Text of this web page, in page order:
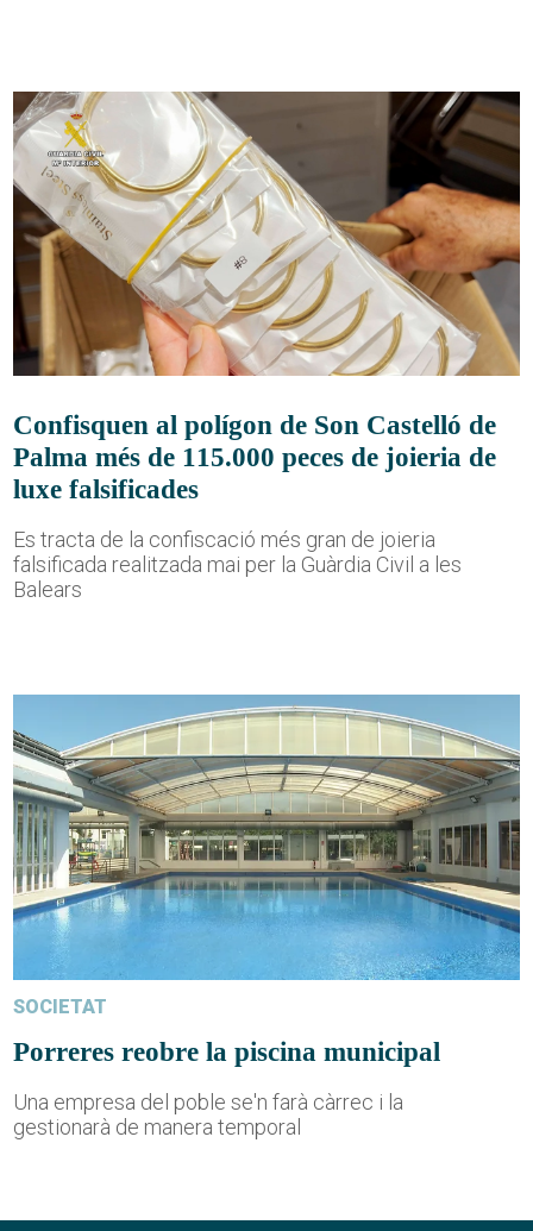
Confisquen al polígon de Son Castelló de
Palma més de 115.000 peces de joieria de
luxe falsificades
Es tracta de la confiscació més gran de joieria
falsificada realitzada mai per la Guàrdia Civil a les
Balears
SOCIETAT
Porreres reobre la piscina municipal
Una empresa del poble se'n farà càrrec i la
gestionarà de manera temporal